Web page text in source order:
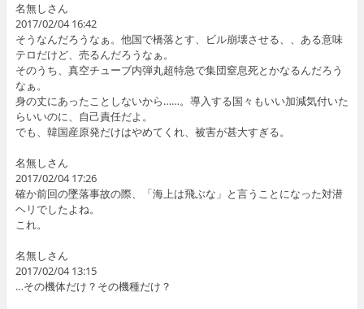
名無しさん
2017/02/04 16:42
そうなんだろうなぁ。他国で橋落とす、ビル崩壊させる、、ある意味
テロだけど、売るんだろうなぁ。
そのうち、真空チューブ内弾丸超特急で集団窒息死とかなるんだろう
なぁ。
身の丈にあったことしないから……。導入する国々もいい加減気付いた
らいいのに、自己責任だよ。
でも、韓国産原発だけはやめてくれ、被害が甚大すぎる。
名無しさん
2017/02/04 17:26
確か前回の墜落事故の際、「海上は飛ぶな」と言うことになった対潜
ヘリでしたよね。
これ。
名無しさん
2017/02/04 13:15
…その機体だけ？その機種だけ？